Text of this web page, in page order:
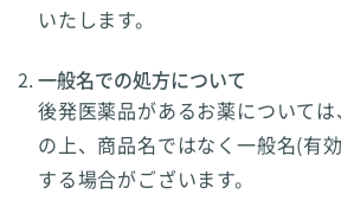
いたします。
一般名での処方について
後発医薬品があるお薬について
の上、商品名ではなく一般名(有
する場合がございます。